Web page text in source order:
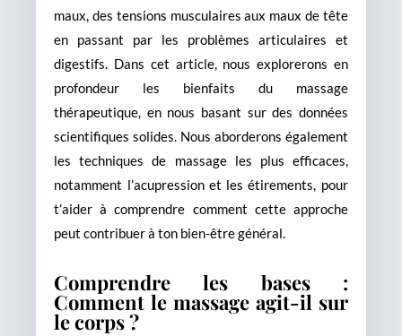
maux, des tensions musculaires aux maux de tête
en passant par les problèmes articulaires et
digestifs. Dans cet article, nous explorerons en
profondeur les bienfaits du massage
thérapeutique, en nous basant sur des données
scientifiques solides. Nous aborderons également
les techniques de massage les plus efficaces,
notamment l’acupression et les étirements, pour
t’aider à comprendre comment cette approche
peut contribuer à ton bien-être général.
Comprendre les bases :
Comment le massage agit-il sur
le corps ?